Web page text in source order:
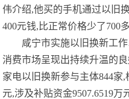
伟介绍,他买的手机通过以旧
400元钱,比正常价格少了700
咸宁市实施以旧换新工
消费市场呈现出持续升温的
家电以旧换新参与主体844家,
元,涉及补贴资金9507.6519万